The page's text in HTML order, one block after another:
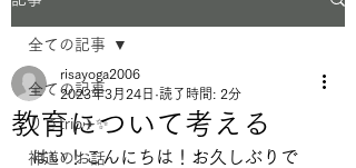
全ての記事
りさtrip✈️✨
神道のお話
全ての記事
教育について考える
risayoga2006
2023年3月24日 読了時間: 2分
はい！こんにちは！お久しぶりで